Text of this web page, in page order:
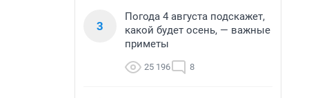
3
Погода 4 августа подскажет,
какой будет осень, — важные
приметы
25 196 8